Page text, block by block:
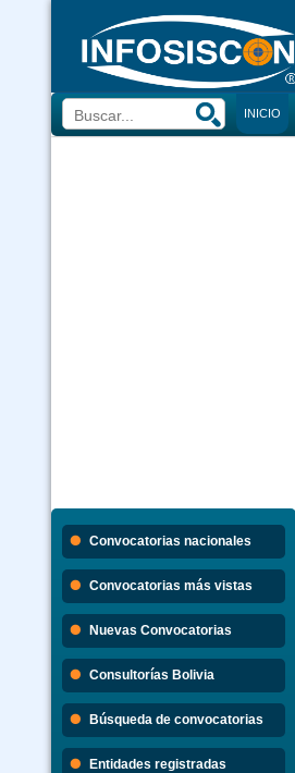
INICIO
Convocatorias nacionales
Convocatorias más vistas
Nuevas Convocatorias
Consultorías Bolivia
Búsqueda de convocatorias
Entidades registradas